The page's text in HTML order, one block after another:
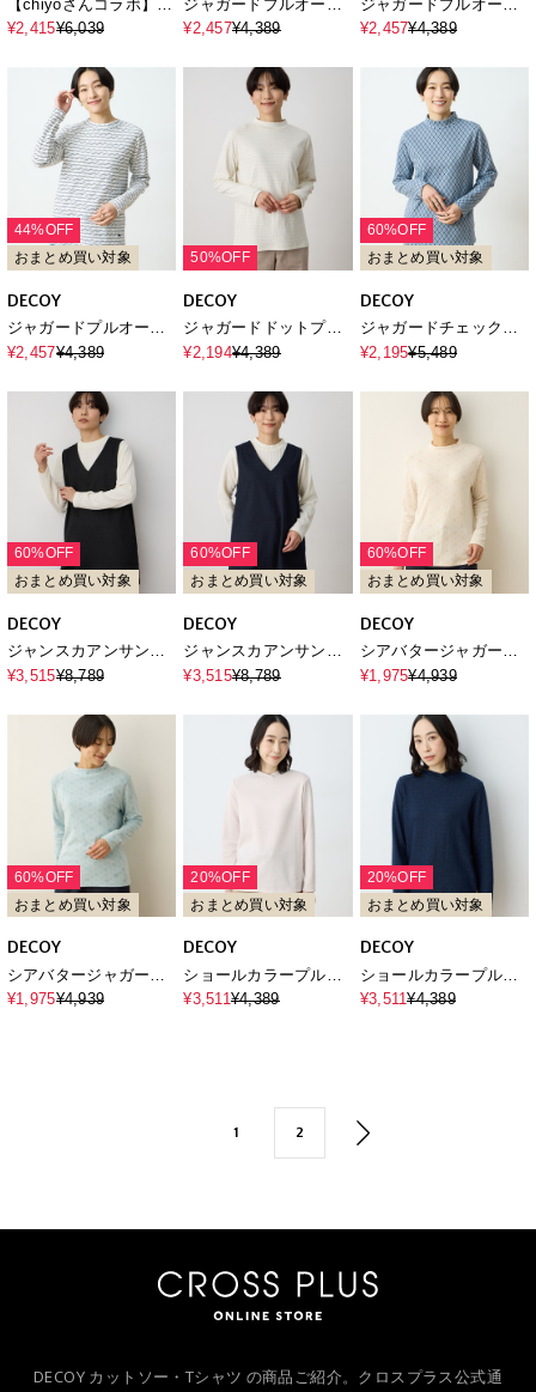
【chiyoさんコラボ】ロ
ンドンマーチストライ
バー【オーガニックコ
ットンブレンド】
¥2,415¥6,039
ジャガードプルオーバ
ー
¥2,457¥4,389
ジャガードプルオーバ
ー
¥2,457¥4,389
44%OFF
おまとめ買い対象
DECOY
ジャガードプルオーバ
ー
¥2,457¥4,389
50%OFF
DECOY
ジャガードドットプル
オーバー
¥2,194¥4,389
60%OFF
おまとめ買い対象
DECOY
ジャガードチェックプ
ルオーバー
¥2,195¥5,489
60%OFF
おまとめ買い対象
DECOY
ジャンスカアンサンブ
ル【アンサンブル(2枚
¥3,515¥8,789
60%OFF
おまとめ買い対象
DECOY
ジャンスカアンサンブ
ル【アンサンブル(2枚
¥3,515¥8,789
60%OFF
おまとめ買い対象
DECOY
シアバタージャガード
ハイネックプルオーバ
¥1,975¥4,939
60%OFF
おまとめ買い対象
DECOY
シアバタージャガード
ハイネックプルオーバ
¥1,975¥4,939
20%OFF
おまとめ買い対象
DECOY
ショールカラープルオ
ーバー
¥3,511¥4,389
20%OFF
おまとめ買い対象
DECOY
ショールカラープルオ
ーバー
¥3,511¥4,389
1 2
DECOY カットソー・Tシャツ の商品ご紹介。クロスプラス公式通